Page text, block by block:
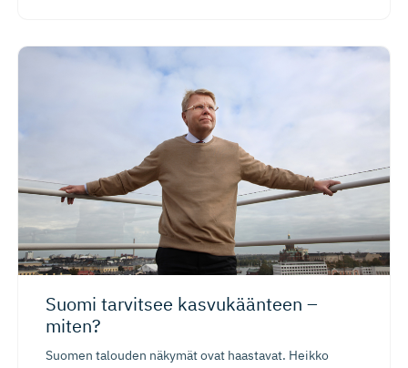
Suomi tarvitsee kasvukäänteen –
miten?
Suomen talouden näkymät ovat haastavat. Heikko